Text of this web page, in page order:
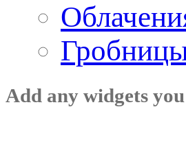
Add any widgets